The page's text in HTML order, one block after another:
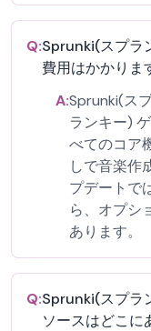
Q:Sprunki(スプラ
費用はかかりま
A:Sprunki(ス
ランキー)
べてのコア
しで音楽作
プデートで
ら、オプシ
あります。
Q:Sprunki(スプラ
ソースはどこに